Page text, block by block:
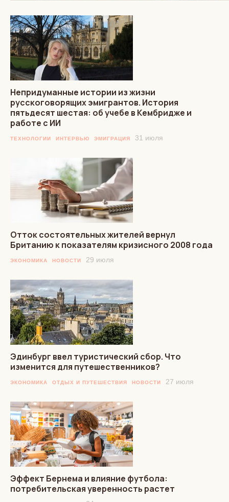
Непридуманные истории из жизни
русскоговорящих эмигрантов. История
пятьдесят шестая: об учебе в Кембридже и
работе с ИИ
ТЕХНОЛОГИИ ИНТЕРВЬЮ ЭМИГРАЦИЯ 31 июля
Отток состоятельных жителей вернул
Британию к показателям кризисного 2008 года
ЭКОНОМИКА НОВОСТИ 29 июля
Эдинбург ввел туристический сбор. Что
изменится для путешественников?
ЭКОНОМИКА ОТДЫХ И ПУТЕШЕСТВИЯ НОВОСТИ 27 июля
Эффект Бернема и влияние футбола:
потребительская уверенность растет